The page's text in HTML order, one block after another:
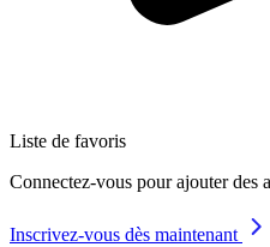
Liste de favoris
Connectez-vous pour ajouter des
Inscrivez-vous dès maintenant